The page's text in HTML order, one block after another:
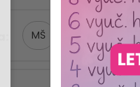
MŠ Koordinátor